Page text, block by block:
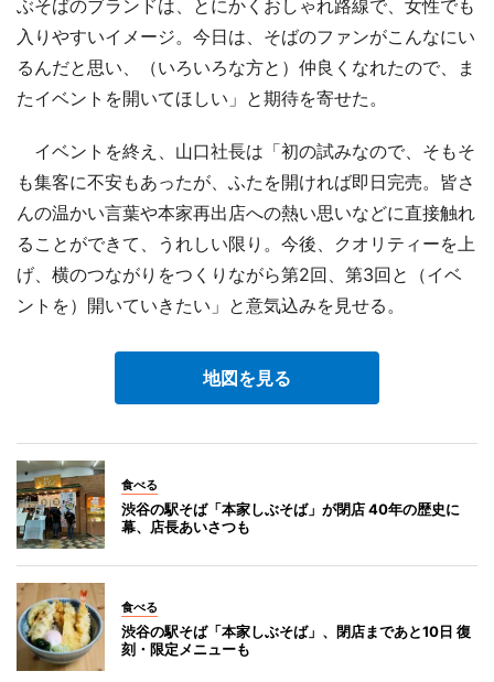
ぶそばのブランドは、とにかくおしゃれ路線で、女性でも
入りやすいイメージ。今日は、そばのファンがこんなにい
るんだと思い、（いろいろな方と）仲良くなれたので、ま
たイベントを開いてほしい」と期待を寄せた。
イベントを終え、山口社長は「初の試みなので、そもそ
も集客に不安もあったが、ふたを開ければ即日完売。皆さ
んの温かい言葉や本家再出店への熱い思いなどに直接触れ
ることができて、うれしい限り。今後、クオリティーを上
げ、横のつながりをつくりながら第2回、第3回と（イベ
ントを）開いていきたい」と意気込みを見せる。
地図を見る
食べる
渋谷の駅そば「本家しぶそば」が閉店 40年の歴史に
幕、店長あいさつも
食べる
渋谷の駅そば「本家しぶそば」、閉店まであと10日 復
刻・限定メニューも